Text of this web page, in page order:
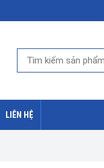
LIÊN HỆ